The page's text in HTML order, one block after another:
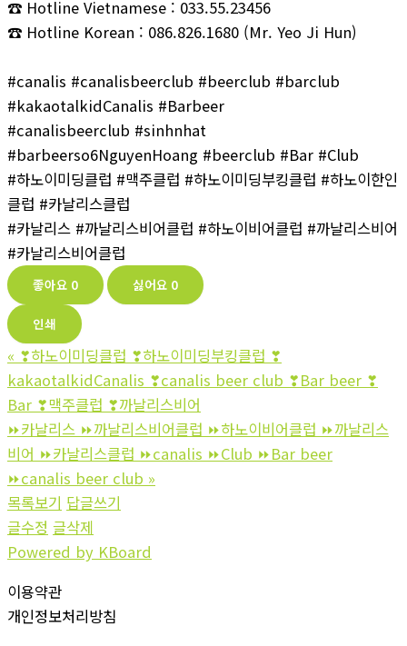
☎ Hotline Vietnamese : 033.55.23456
☎ Hotline Korean : 086.826.1680 (Mr. Yeo Ji Hun)
#canalis #canalisbeerclub #beerclub #barclub
#kakaotalkidCanalis #Barbeer
#canalisbeerclub #sinhnhat
#barbeerso6NguyenHoang #beerclub #Bar #Club
#하노이미딩클럽 #맥주클럽 #하노이미딩부킹클럽 #하노이한인
클럽 #카날리스클럽
#카날리스 #까날리스비어클럽 #하노이비어클럽 #까날리스비어
#카날리스비어클럽
좋아요 0 싫어요 0
인쇄
« ❣하노이미딩클럽 ❣하노이미딩부킹클럽 ❣
kakaotalkidCanalis ❣canalis beer club ❣Bar beer ❣
Bar ❣맥주클럽 ❣까날리스비어
⏩카날리스 ⏩까날리스비어클럽 ⏩하노이비어클럽 ⏩까날리스
비어 ⏩카날리스클럽 ⏩canalis ⏩Club ⏩Bar beer
⏩canalis beer club »
목록보기 답글쓰기
글수정 글삭제
Powered by KBoard
이용약관
개인정보처리방침